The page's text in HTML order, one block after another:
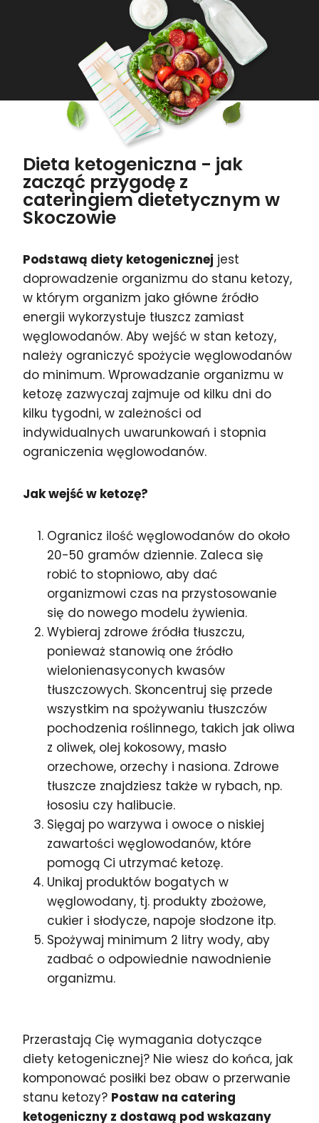
Dieta ketogeniczna - jak
zacząć przygodę z
cateringiem dietetycznym w
Skoczowie
Podstawą diety ketogenicznej jest
doprowadzenie organizmu do stanu ketozy,
w którym organizm jako główne źródło
energii wykorzystuje tłuszcz zamiast
węglowodanów. Aby wejść w stan ketozy,
należy ograniczyć spożycie węglowodanów
do minimum. Wprowadzanie organizmu w
ketozę zazwyczaj zajmuje od kilku dni do
kilku tygodni, w zależności od
indywidualnych uwarunkowań i stopnia
ograniczenia węglowodanów.
Jak wejść w ketozę?
Ogranicz ilość węglowodanów do około
20-50 gramów dziennie. Zaleca się
robić to stopniowo, aby dać
organizmowi czas na przystosowanie
się do nowego modelu żywienia.
Wybieraj zdrowe źródła tłuszczu,
ponieważ stanowią one źródło
wielonienasyconych kwasów
tłuszczowych. Skoncentruj się przede
wszystkim na spożywaniu tłuszczów
pochodzenia roślinnego, takich jak oliwa
z oliwek, olej kokosowy, masło
orzechowe, orzechy i nasiona. Zdrowe
tłuszcze znajdziesz także w rybach, np.
łososiu czy halibucie.
Sięgaj po warzywa i owoce o niskiej
zawartości węglowodanów, które
pomogą Ci utrzymać ketozę.
Unikaj produktów bogatych w
węglowodany, tj. produkty zbożowe,
cukier i słodycze, napoje słodzone itp.
Spożywaj minimum 2 litry wody, aby
zadbać o odpowiednie nawodnienie
organizmu.
Przerastają Cię wymagania dotyczące
diety ketogenicznej? Nie wiesz do końca, jak
komponować posiłki bez obaw o przerwanie
stanu ketozy? Postaw na catering
ketogeniczny z dostawą pod wskazany